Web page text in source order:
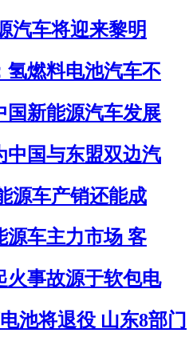
汽车将迎来黎明
氢燃料电池汽车不
国新能源汽车发展
中国与东盟双边汽
源车产销还能成
源车主力市场 客
火事故源于软包电
池将退役 山东8部门